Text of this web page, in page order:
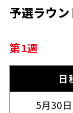
予選ラウン
第1週
日
5月30日